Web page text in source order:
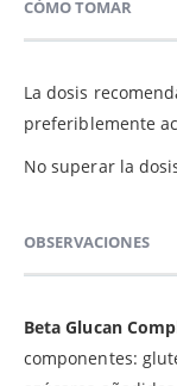
CÓMO TOMAR
La dosis
preferiblemente
No superar la
OBSERVACIONES
Beta Glucan
componentes: